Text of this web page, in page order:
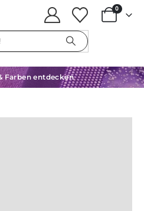
0
Farben entdecken